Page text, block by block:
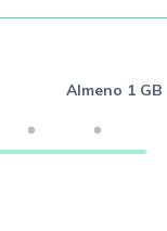
Almeno 1 GB